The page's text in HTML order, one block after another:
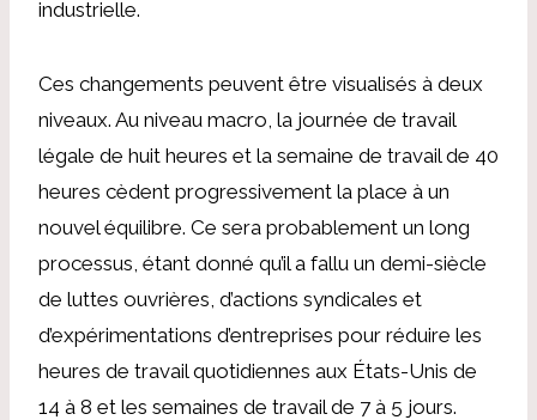
industrielle.
Ces changements peuvent être visualisés à deux
niveaux. Au niveau macro, la journée de travail
légale de huit heures et la semaine de travail de 40
heures cèdent progressivement la place à un
nouvel équilibre. Ce sera probablement un long
processus, étant donné qu’il a fallu un demi-siècle
de luttes ouvrières, d’actions syndicales et
d’expérimentations d’entreprises pour réduire les
heures de travail quotidiennes aux États-Unis de
14 à 8 et les semaines de travail de 7 à 5 jours.